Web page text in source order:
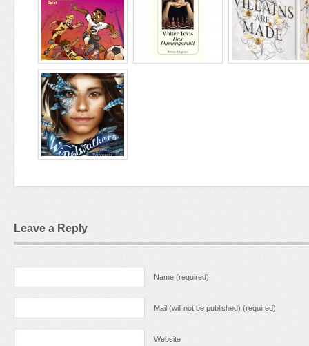
Leave a Reply
Name (required)
Mail (will not be published) (required)
Website